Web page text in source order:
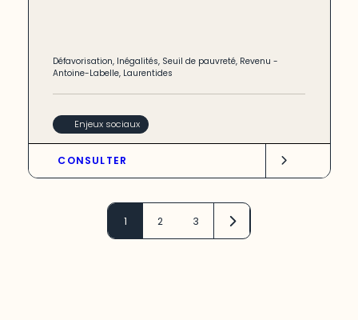
Défavorisation, Inégalités, Seuil de pauvreté, Revenu -
Antoine-Labelle, Laurentides
Enjeux sociaux
CONSULTER
1 2 3